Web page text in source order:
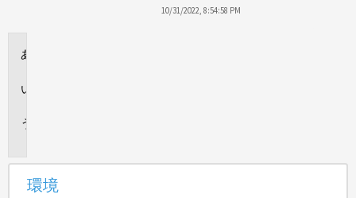
10/31/2022, 8:54:58 PM
環境